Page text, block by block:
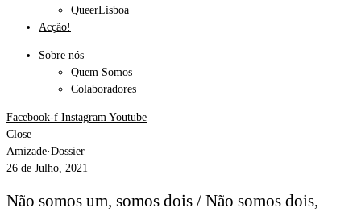
QueerLisboa
Acção!
Sobre nós
Quem Somos
Colaboradores
Facebook-f Instagram Youtube
Close
Amizade·Dossier
26 de Julho, 2021
Não somos um, somos dois / Não somos dois,